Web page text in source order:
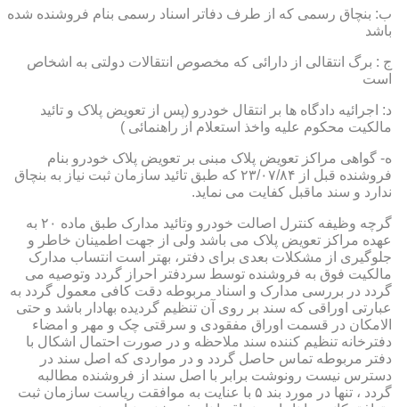
ب: بنچاق رسمی که از طرف دفاتر اسناد رسمی بنام فروشنده شده
باشد
ج : برگ انتقالی از دارائی که مخصوص انتقالات دولتی به اشخاص
است
د: اجرائیه دادگاه ها بر انتقال خودرو (پس از تعویض پلاک و تائید
مالکیت محکوم علیه واخذ استعلام از راهنمائی )
ه- گواهی مراکز تعویض پلاک مبنی بر تعویض پلاک خودرو بنام
فروشنده قبل از ۲۳/۰۷/۸۴ که طبق تائید سازمان ثبت نیاز به بنچاق
ندارد و سند ماقبل کفایت می نماید.
گرچه وظیفه کنترل اصالت خودرو وتائید مدارک طبق ماده ۲۰ به
عهده مراکز تعویض پلاک می باشد ولی از جهت اطمینان خاطر و
جلوگیری از مشکلات بعدی برای دفتر، بهتر است انتساب مدارک
مالکیت فوق به فروشنده توسط سردفتر احراز گردد وتوصیه می
گردد در بررسی مدارک و اسناد مربوطه دقت کافی معمول گردد به
عبارتی اوراقی که سند بر روی آن تنظیم گردیده بهادار باشد و حتی
الامکان در قسمت اوراق مفقودی و سرقتی چک و مهر و امضاء
دفترخانه تنظیم کننده سند ملاحظه و در صورت احتمال اشکال با
دفتر مربوطه تماس حاصل گردد و در مواردی که اصل سند در
دسترس نیست رونوشت برابر با اصل سند از فروشنده مطالبه
گردد ، تنها در مورد بند ۵ با عنایت به موافقت ریاست سازمان ثبت